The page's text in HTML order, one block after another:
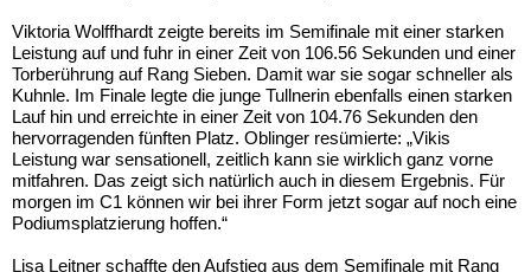
Viktoria Wolffhardt zeigte bereits im Semifinale mit einer starken
Leistung auf und fuhr in einer Zeit von 106.56 Sekunden und einer
Torberührung auf Rang Sieben. Damit war sie sogar schneller als
Kuhnle. Im Finale legte die junge Tullnerin ebenfalls einen starken
Lauf hin und erreichte in einer Zeit von 104.76 Sekunden den
hervorragenden fünften Platz. Oblinger resümierte: „Vikis
Leistung war sensationell, zeitlich kann sie wirklich ganz vorne
mitfahren. Das zeigt sich natürlich auch in diesem Ergebnis. Für
morgen im C1 können wir bei ihrer Form jetzt sogar auf noch eine
Podiumsplatzierung hoffen.“
Lisa Leitner schaffte den Aufstieg aus dem Semifinale mit Rang